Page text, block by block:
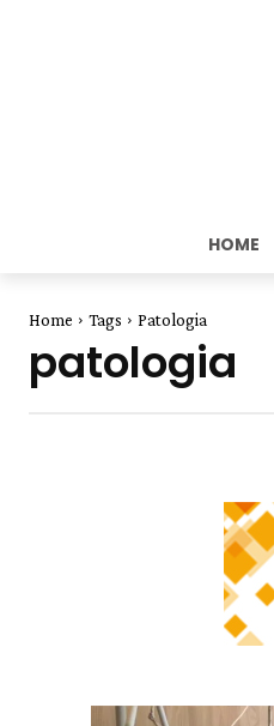
HOME
Home Tags Patologia
patologia